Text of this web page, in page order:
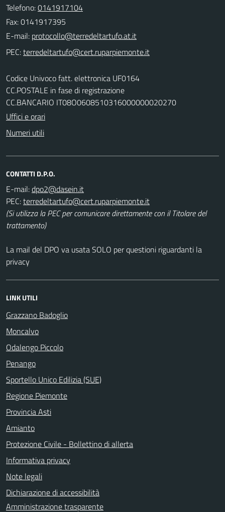
Telefono:0141917104
Fax: 0141917395
E-mail:
PEC:
Codice Univoco fatt. elettronica UF0164
CC.POSTALE in fase di registrazione
CC.BANCARIO IT08O0608510316000000020270
Uffici e orari
Numeri utili
CONTATTI D.P.O.
E-mail:
PEC:
(Si utilizza la PEC per comunicare direttamente con il Titolare del
trattamento)
La mail del DPO va usata SOLO per questioni riguardanti la
privacy
LINK UTILI
Grazzano Badoglio
Moncalvo
Odalengo Piccolo
Penango
Sportello Unico Edilizia (SUE)
Regione Piemonte
Provincia Asti
Amianto
Protezione Civile - Bollettino di allerta
Informativa privacy
Note legali
Dichiarazione di accessibilità
Amministrazione trasparente